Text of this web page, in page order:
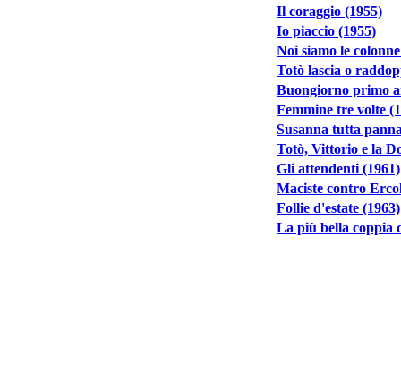
Il coraggio (1955)
Io piaccio (1955)
Noi siamo le
Totò lascia o
Buongiorno primo
Femmine tre volte
Susanna tutta
Totò, Vittorio e la
Gli attendenti (1961)
Maciste contro
Follie d'estate (1963)
La più bella coppia